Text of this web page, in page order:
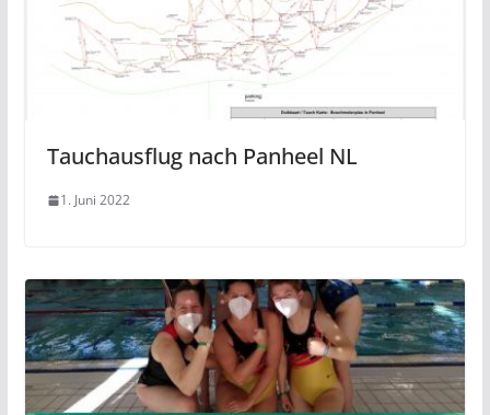
Tauchausflug nach Panheel NL
1. Juni 2022